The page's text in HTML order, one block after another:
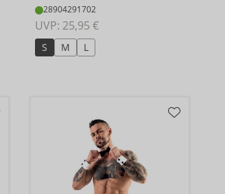
28904291702
UVP: 25,95 €
S M L